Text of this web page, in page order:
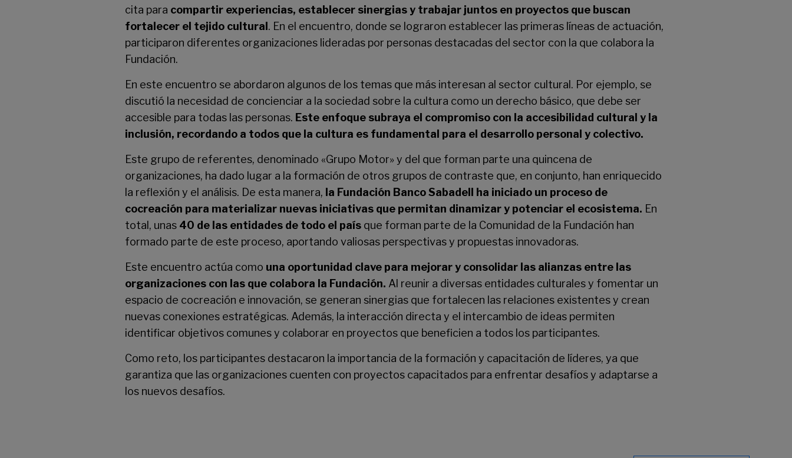
cita para compartir experiencias, establecer sinergias y trabajar juntos en proyectos que buscan
fortalecer el tejido cultural . En el encuentro, donde se lograron establecer las primeras líneas de actuación,
participaron diferentes organizaciones lideradas por personas destacadas del sector con la que colabora la
Fundación.
En este encuentro se abordaron algunos de los temas que más interesan al sector cultural. Por ejemplo, se
discutió la necesidad de concienciar a la sociedad sobre la cultura como un derecho básico, que debe ser
accesible para todas las personas. Este enfoque subraya el compromiso con la accesibilidad cultural y la
inclusión, recordando a todos que la cultura es fundamental para el desarrollo personal y colectivo.
Este grupo de referentes, denominado «Grupo Motor» y del que forman parte una quincena de
organizaciones, ha dado lugar a la formación de otros grupos de contraste que, en conjunto, han enriquecido
la reflexión y el análisis. De esta manera, la Fundación Banco Sabadell ha iniciado un proceso de
cocreación para materializar nuevas iniciativas que permitan dinamizar y potenciar el ecosistema. En
total, unas 40 de las entidades de todo el país que forman parte de la Comunidad de la Fundación han
formado parte de este proceso, aportando valiosas perspectivas y propuestas innovadoras.
Este encuentro actúa como una oportunidad clave para mejorar y consolidar las alianzas entre las
organizaciones con las que colabora la Fundación. Al reunir a diversas entidades culturales y fomentar un
espacio de cocreación e innovación, se generan sinergias que fortalecen las relaciones existentes y crean
nuevas conexiones estratégicas. Además, la interacción directa y el intercambio de ideas permiten
identificar objetivos comunes y colaborar en proyectos que beneficien a todos los participantes.
Como reto, los participantes destacaron la importancia de la formación y capacitación de líderes, ya que
garantiza que las organizaciones cuenten con proyectos capacitados para enfrentar desafíos y adaptarse a
los nuevos desafíos.